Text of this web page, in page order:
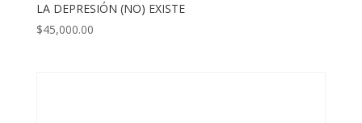
LA DEPRESIÓN (NO) EXISTE
$45,000.00